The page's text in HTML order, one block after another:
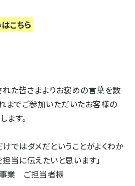
こちら
れた皆さまよりお褒めの言葉を数
までご参加いただいたお客様の
ます。
ではダメだということがよくわか
当に伝えたいと思います」
業 ご担当者様